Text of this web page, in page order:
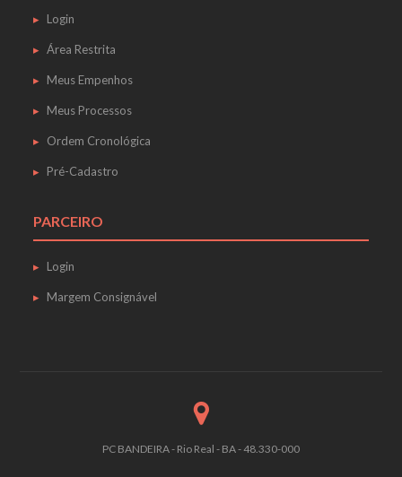
Login
Área Restrita
Meus Empenhos
Meus Processos
Ordem Cronológica
Pré-Cadastro
PARCEIRO
Login
Margem Consignável
PC BANDEIRA - Rio Real - BA - 48.330-000